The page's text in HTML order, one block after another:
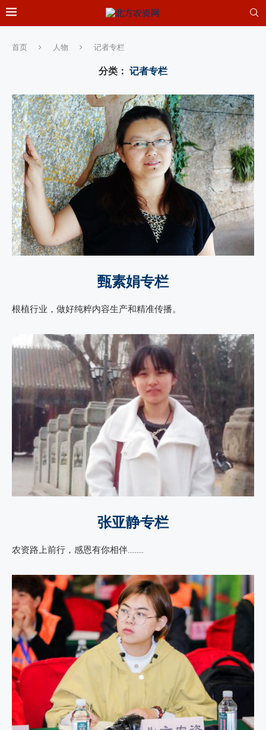
首页 人物 记者专栏
分类： 记者专栏
甄素娟专栏
根植行业，做好纯粹内容生产和精准传播。
张亚静专栏
农资路上前行，感恩有你相伴………